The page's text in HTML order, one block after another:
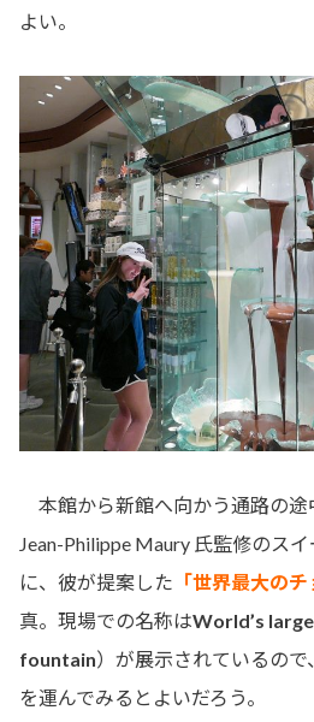
よい。
本館から新館へ向かう通路の途
Jean-Philippe Maury 氏監修のス
に、彼が提案した 「世界最大の
真。現場での名称はWorld’s
fountain）が展示されているの
を運んでみるとよいだろう。